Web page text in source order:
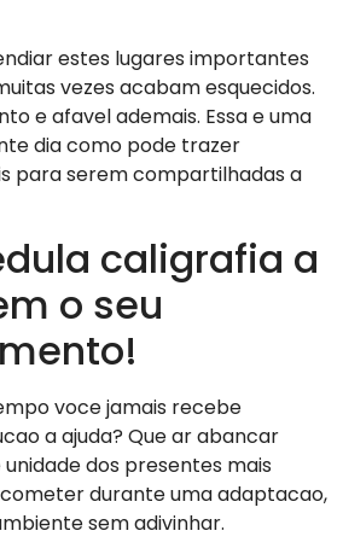
estes lugares importantes
vezes acabam esquecidos.
e afavel ademais. Essa e uma
dia como pode trazer
para serem compartilhadas a
caligrafia a
o seu
voce jamais recebe
a ajuda? Que ar abancar
dos presentes mais
durante uma adaptacao,
sem adivinhar.